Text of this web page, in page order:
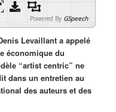
Powered By GSpeech
Levaillant a appelé
économique du
“artist centric” ne
dans un entretien au
des auteurs et des